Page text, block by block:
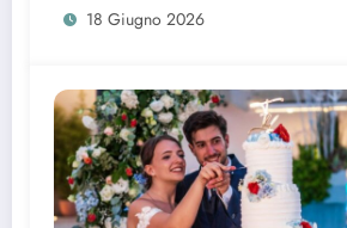
18 Giugno 2026